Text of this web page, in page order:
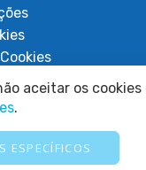
aceitar os
.
ESPECÍFICOS